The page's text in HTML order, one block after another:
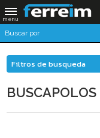
Filtros de busqueda
BUSCAPOLOS